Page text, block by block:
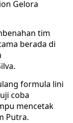
Gelora
tim
berada di
formula lini
coba
mencetak
Putra.